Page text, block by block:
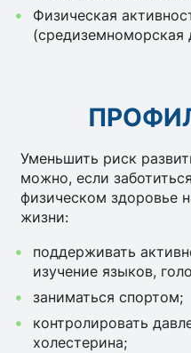
Физическая
(средиземноморская
Уменьшить риск
можно, если
физическом здоровье
жизни:
поддерживать
изучение языков,
заниматься спортом;
контролировать
холестерина;